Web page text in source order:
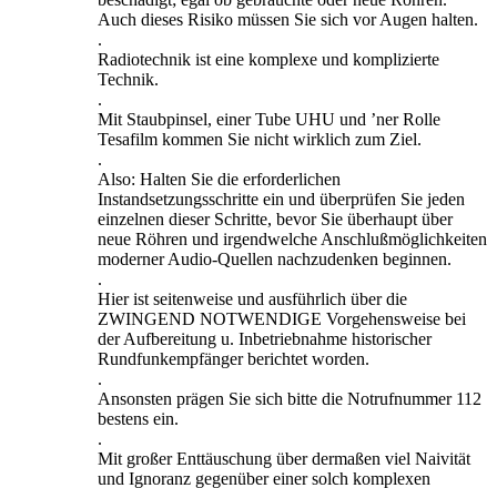
Auch dieses Risiko müssen Sie sich vor Augen halten.
.
Radiotechnik ist eine komplexe und komplizierte
Technik.
.
Mit Staubpinsel, einer Tube UHU und ’ner Rolle
Tesafilm kommen Sie nicht wirklich zum Ziel.
.
Also: Halten Sie die erforderlichen
Instandsetzungsschritte ein und überprüfen Sie jeden
einzelnen dieser Schritte, bevor Sie überhaupt über
neue Röhren und irgendwelche Anschlußmöglichkeiten
moderner Audio-Quellen nachzudenken beginnen.
.
Hier ist seitenweise und ausführlich über die
ZWINGEND NOTWENDIGE Vorgehensweise bei
der Aufbereitung u. Inbetriebnahme historischer
Rundfunkempfänger berichtet worden.
.
Ansonsten prägen Sie sich bitte die Notrufnummer 112
bestens ein.
.
Mit großer Enttäuschung über dermaßen viel Naivität
und Ignoranz gegenüber einer solch komplexen